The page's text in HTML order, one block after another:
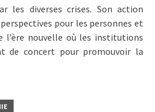
les diverses crises. Son action
pour les personnes et
l’ère nouvelle où les institutions
de concert pour promouvoir la